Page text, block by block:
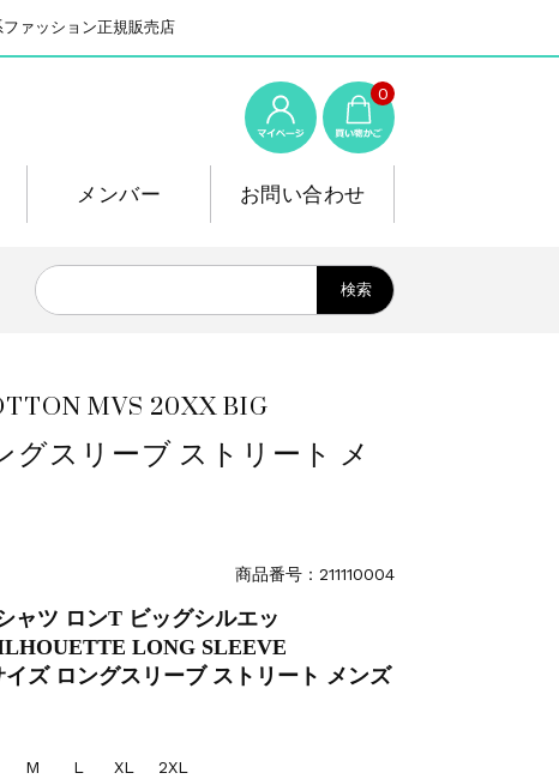
ァッション正規販売店
0
メンバー お問い合わせ
MVS 20XX BIG
グスリーブ ストリート メ
商品番号：211110004
ャツ ロンT ビッグシルエッ
LONG SLEEVE
ズ ロングスリーブ ストリート メンズ
M L XL 2XL